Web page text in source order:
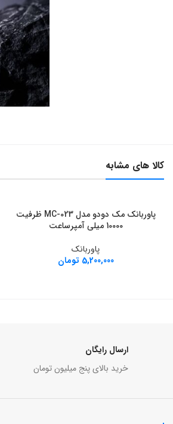
کالا های مشابه
افزودن به سبد خرید
پاوربانک مک دودو مدل MC-023 ظرفیت
10000 میلی آمپرساعت
پاوربانک
5,200,000 تومان
ارسال رایگان
خرید بالای پنج میلیون تومان